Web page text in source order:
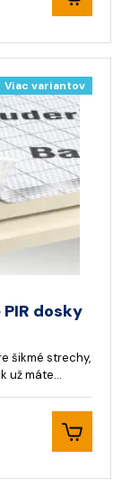
Viac variantov
dosky
šikmé strechy,
už máte…